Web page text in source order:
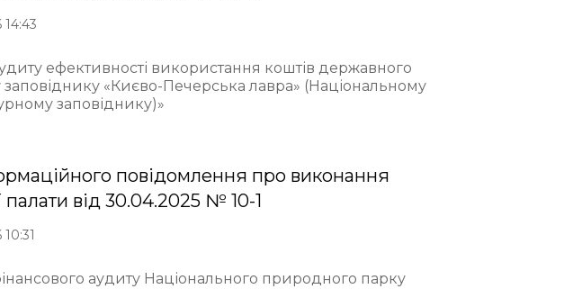
14:43
ефективності використання коштів державного
«Києво-Печерська лавра» (Національному
заповіднику)»
повідомлення про виконання
від 30.04.2025 № 10-1
аудиту Національного природного парку